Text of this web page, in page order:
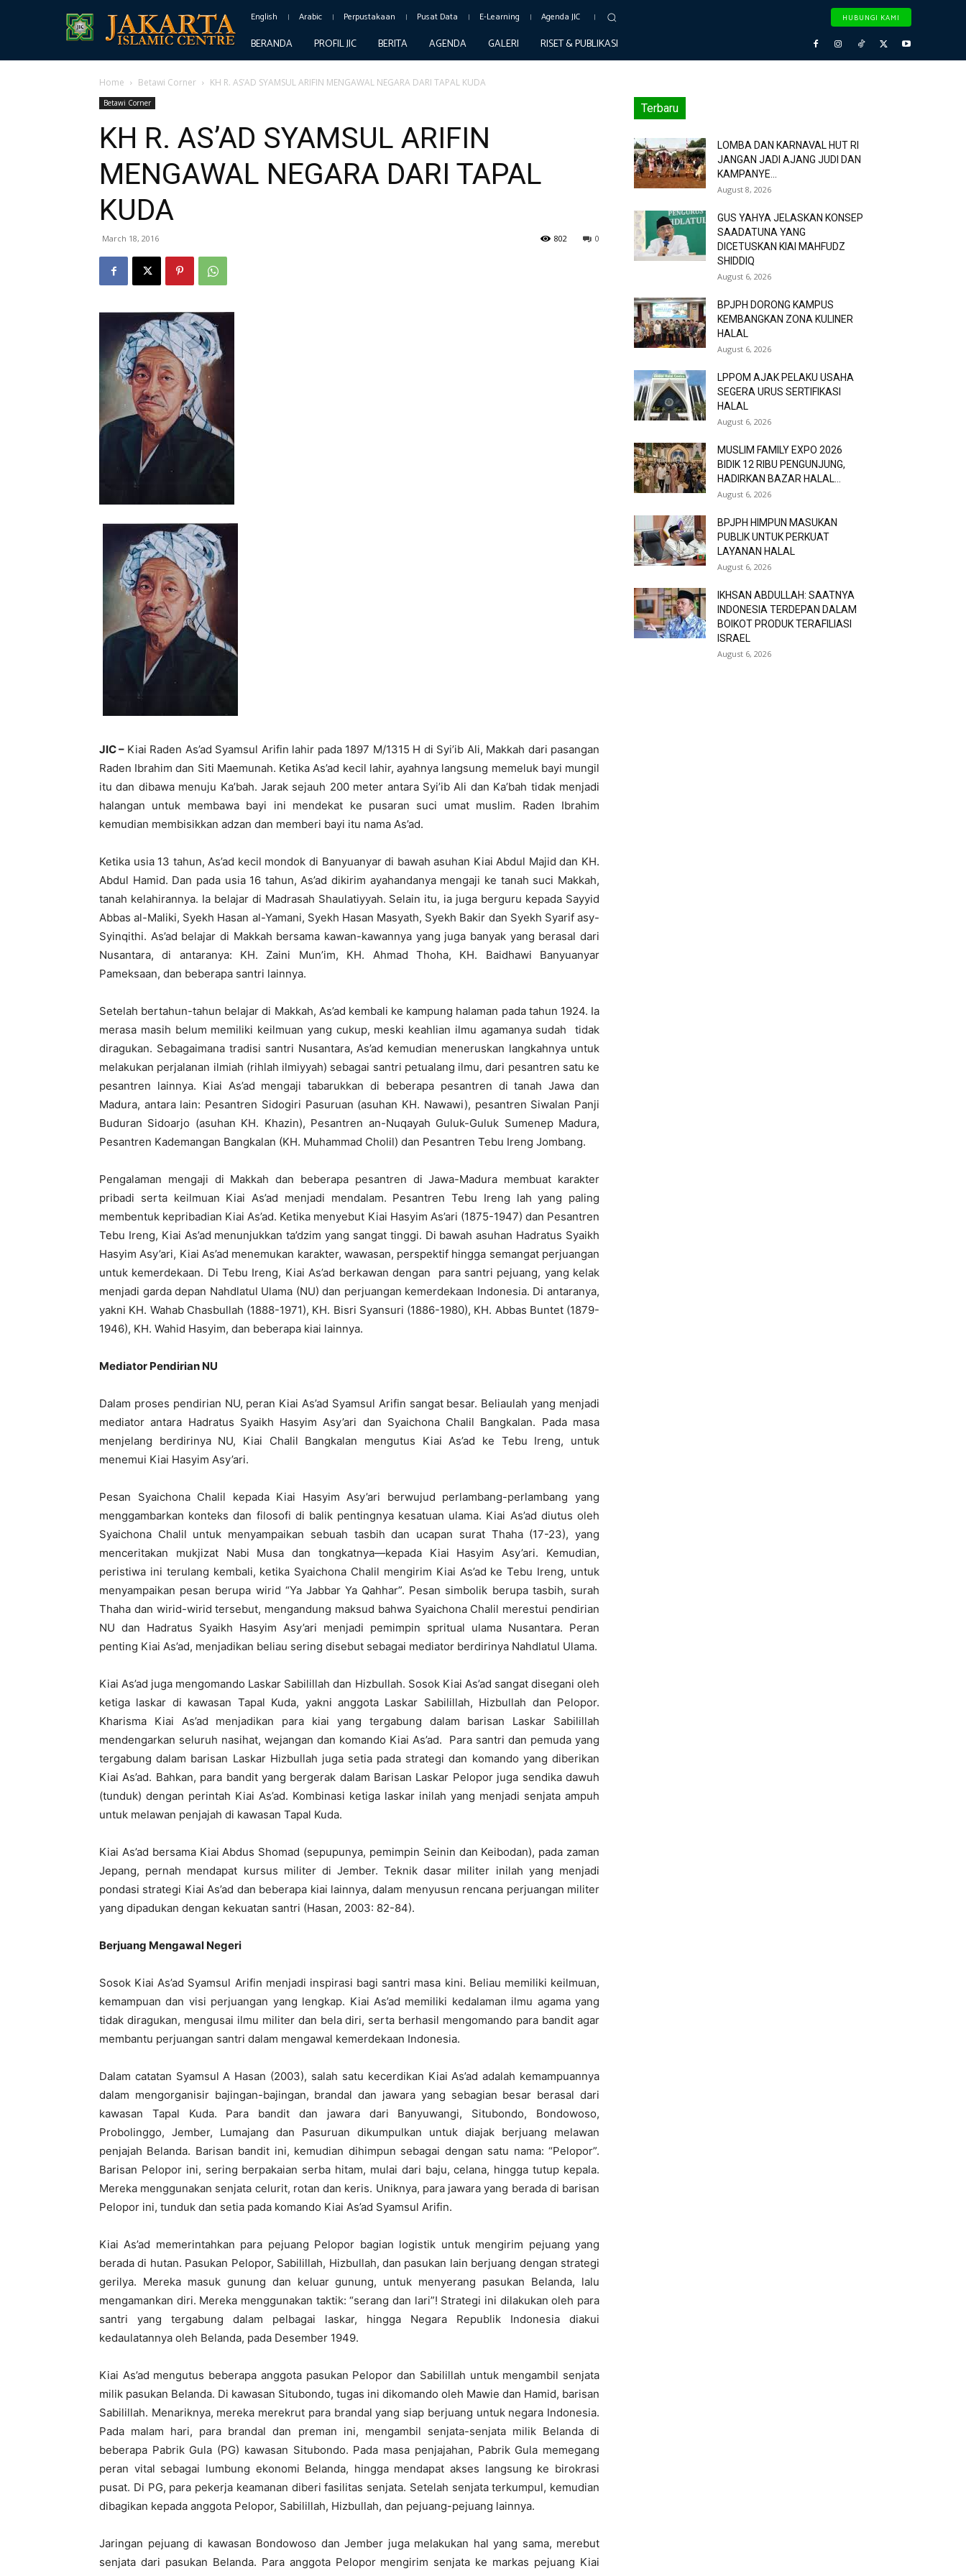
English Arabic Perpustakaan Pusat Data E-Learning Agenda JIC HUBUNGI KAMI
BERANDA PROFIL JIC BERITA AGENDA GALERI RISET & PUBLIKASI
Home Betawi Corner KH R. AS’AD SYAMSUL ARIFIN MENGAWAL NEGARA DARI TAPAL KUDA
Betawi Corner
KH R. AS’AD SYAMSUL ARIFIN
MENGAWAL NEGARA DARI TAPAL
KUDA
March 18, 2016 0
802
JIC – Kiai Raden As’ad Syamsul Arifin lahir pada 1897 M/1315 H di Syi’ib Ali, Makkah dari pasangan
Raden Ibrahim dan Siti Maemunah. Ketika As’ad kecil lahir, ayahnya langsung memeluk bayi mungil
itu dan dibawa menuju Ka’bah. Jarak sejauh 200 meter antara Syi’ib Ali dan Ka’bah tidak menjadi
halangan untuk membawa bayi ini mendekat ke pusaran suci umat muslim. Raden Ibrahim
kemudian membisikkan adzan dan memberi bayi itu nama As’ad.
Ketika usia 13 tahun, As’ad kecil mondok di Banyuanyar di bawah asuhan Kiai Abdul Majid dan KH.
Abdul Hamid. Dan pada usia 16 tahun, As’ad dikirim ayahandanya mengaji ke tanah suci Makkah,
tanah kelahirannya. Ia belajar di Madrasah Shaulatiyyah. Selain itu, ia juga berguru kepada Sayyid
Abbas al-Maliki, Syekh Hasan al-Yamani, Syekh Hasan Masyath, Syekh Bakir dan Syekh Syarif asy-
Syinqithi. As’ad belajar di Makkah bersama kawan-kawannya yang juga banyak yang berasal dari
Nusantara, di antaranya: KH. Zaini Mun’im, KH. Ahmad Thoha, KH. Baidhawi Banyuanyar
Pameksaan, dan beberapa santri lainnya.
Setelah bertahun-tahun belajar di Makkah, As’ad kembali ke kampung halaman pada tahun 1924. Ia
merasa masih belum memiliki keilmuan yang cukup, meski keahlian ilmu agamanya sudah tidak
diragukan. Sebagaimana tradisi santri Nusantara, As’ad kemudian meneruskan langkahnya untuk
melakukan perjalanan ilmiah (rihlah ilmiyyah) sebagai santri petualang ilmu, dari pesantren satu ke
pesantren lainnya. Kiai As’ad mengaji tabarukkan di beberapa pesantren di tanah Jawa dan
Madura, antara lain: Pesantren Sidogiri Pasuruan (asuhan KH. Nawawi), pesantren Siwalan Panji
Buduran Sidoarjo (asuhan KH. Khazin), Pesantren an-Nuqayah Guluk-Guluk Sumenep Madura,
Pesantren Kademangan Bangkalan (KH. Muhammad Cholil) dan Pesantren Tebu Ireng Jombang.
Pengalaman mengaji di Makkah dan beberapa pesantren di Jawa-Madura membuat karakter
pribadi serta keilmuan Kiai As’ad menjadi mendalam. Pesantren Tebu Ireng lah yang paling
membentuk kepribadian Kiai As’ad. Ketika menyebut Kiai Hasyim As’ari (1875-1947) dan Pesantren
Tebu Ireng, Kiai As’ad menunjukkan ta’dzim yang sangat tinggi. Di bawah asuhan Hadratus Syaikh
Hasyim Asy’ari, Kiai As’ad menemukan karakter, wawasan, perspektif hingga semangat perjuangan
untuk kemerdekaan. Di Tebu Ireng, Kiai As’ad berkawan dengan para santri pejuang, yang kelak
menjadi garda depan Nahdlatul Ulama (NU) dan perjuangan kemerdekaan Indonesia. Di antaranya,
yakni KH. Wahab Chasbullah (1888-1971), KH. Bisri Syansuri (1886-1980), KH. Abbas Buntet (1879-
1946), KH. Wahid Hasyim, dan beberapa kiai lainnya.
Mediator Pendirian NU
Dalam proses pendirian NU, peran Kiai As’ad Syamsul Arifin sangat besar. Beliaulah yang menjadi
mediator antara Hadratus Syaikh Hasyim Asy’ari dan Syaichona Chalil Bangkalan. Pada masa
menjelang berdirinya NU, Kiai Chalil Bangkalan mengutus Kiai As’ad ke Tebu Ireng, untuk
menemui Kiai Hasyim Asy’ari.
Pesan Syaichona Chalil kepada Kiai Hasyim Asy’ari berwujud perlambang-perlambang yang
menggambarkan konteks dan filosofi di balik pentingnya kesatuan ulama. Kiai As’ad diutus oleh
Syaichona Chalil untuk menyampaikan sebuah tasbih dan ucapan surat Thaha (17-23), yang
menceritakan mukjizat Nabi Musa dan tongkatnya—kepada Kiai Hasyim Asy’ari. Kemudian,
peristiwa ini terulang kembali, ketika Syaichona Chalil mengirim Kiai As’ad ke Tebu Ireng, untuk
menyampaikan pesan berupa wirid “Ya Jabbar Ya Qahhar”. Pesan simbolik berupa tasbih, surah
Thaha dan wirid-wirid tersebut, mengandung maksud bahwa Syaichona Chalil merestui pendirian
NU dan Hadratus Syaikh Hasyim Asy’ari menjadi pemimpin spritual ulama Nusantara. Peran
penting Kiai As’ad, menjadikan beliau sering disebut sebagai mediator berdirinya Nahdlatul Ulama.
Kiai As’ad juga mengomando Laskar Sabilillah dan Hizbullah. Sosok Kiai As’ad sangat disegani oleh
ketiga laskar di kawasan Tapal Kuda, yakni anggota Laskar Sabilillah, Hizbullah dan Pelopor.
Kharisma Kiai As’ad menjadikan para kiai yang tergabung dalam barisan Laskar Sabilillah
mendengarkan seluruh nasihat, wejangan dan komando Kiai As’ad. Para santri dan pemuda yang
tergabung dalam barisan Laskar Hizbullah juga setia pada strategi dan komando yang diberikan
Kiai As’ad. Bahkan, para bandit yang bergerak dalam Barisan Laskar Pelopor juga sendika dawuh
(tunduk) dengan perintah Kiai As’ad. Kombinasi ketiga laskar inilah yang menjadi senjata ampuh
untuk melawan penjajah di kawasan Tapal Kuda.
Kiai As’ad bersama Kiai Abdus Shomad (sepupunya, pemimpin Seinin dan Keibodan), pada zaman
Jepang, pernah mendapat kursus militer di Jember. Teknik dasar militer inilah yang menjadi
pondasi strategi Kiai As’ad dan beberapa kiai lainnya, dalam menyusun rencana perjuangan militer
yang dipadukan dengan kekuatan santri (Hasan, 2003: 82-84).
Berjuang Mengawal Negeri
Sosok Kiai As’ad Syamsul Arifin menjadi inspirasi bagi santri masa kini. Beliau memiliki keilmuan,
kemampuan dan visi perjuangan yang lengkap. Kiai As’ad memiliki kedalaman ilmu agama yang
tidak diragukan, mengusai ilmu militer dan bela diri, serta berhasil mengomando para bandit agar
membantu perjuangan santri dalam mengawal kemerdekaan Indonesia.
Dalam catatan Syamsul A Hasan (2003), salah satu kecerdikan Kiai As’ad adalah kemampuannya
dalam mengorganisir bajingan-bajingan, brandal dan jawara yang sebagian besar berasal dari
kawasan Tapal Kuda. Para bandit dan jawara dari Banyuwangi, Situbondo, Bondowoso,
Probolinggo, Jember, Lumajang dan Pasuruan dikumpulkan untuk diajak berjuang melawan
penjajah Belanda. Barisan bandit ini, kemudian dihimpun sebagai dengan satu nama: “Pelopor”.
Barisan Pelopor ini, sering berpakaian serba hitam, mulai dari baju, celana, hingga tutup kepala.
Mereka menggunakan senjata celurit, rotan dan keris. Uniknya, para jawara yang berada di barisan
Pelopor ini, tunduk dan setia pada komando Kiai As’ad Syamsul Arifin.
Kiai As’ad memerintahkan para pejuang Pelopor bagian logistik untuk mengirim pejuang yang
berada di hutan. Pasukan Pelopor, Sabilillah, Hizbullah, dan pasukan lain berjuang dengan strategi
gerilya. Mereka masuk gunung dan keluar gunung, untuk menyerang pasukan Belanda, lalu
mengamankan diri. Mereka menggunakan taktik: “serang dan lari”! Strategi ini dilakukan oleh para
santri yang tergabung dalam pelbagai laskar, hingga Negara Republik Indonesia diakui
kedaulatannya oleh Belanda, pada Desember 1949.
Kiai As’ad mengutus beberapa anggota pasukan Pelopor dan Sabilillah untuk mengambil senjata
milik pasukan Belanda. Di kawasan Situbondo, tugas ini dikomando oleh Mawie dan Hamid, barisan
Sabilillah. Menariknya, mereka merekrut para brandal yang siap berjuang untuk negara Indonesia.
Pada malam hari, para brandal dan preman ini, mengambil senjata-senjata milik Belanda di
beberapa Pabrik Gula (PG) kawasan Situbondo. Pada masa penjajahan, Pabrik Gula memegang
peran vital sebagai lumbung ekonomi Belanda, hingga mendapat akses langsung ke birokrasi
pusat. Di PG, para pekerja keamanan diberi fasilitas senjata. Setelah senjata terkumpul, kemudian
dibagikan kepada anggota Pelopor, Sabilillah, Hizbullah, dan pejuang-pejuang lainnya.
Jaringan pejuang di kawasan Bondowoso dan Jember juga melakukan hal yang sama, merebut
senjata dari pasukan Belanda. Para anggota Pelopor mengirim senjata ke markas pejuang Kiai
Terbaru
LOMBA DAN KARNAVAL HUT RI
JANGAN JADI AJANG JUDI DAN
KAMPANYE...
August 8, 2026
GUS YAHYA JELASKAN KONSEP
SAADATUNA YANG
DICETUSKAN KIAI MAHFUDZ
SHIDDIQ
August 6, 2026
BPJPH DORONG KAMPUS
KEMBANGKAN ZONA KULINER
HALAL
August 6, 2026
LPPOM AJAK PELAKU USAHA
SEGERA URUS SERTIFIKASI
HALAL
August 6, 2026
MUSLIM FAMILY EXPO 2026
BIDIK 12 RIBU PENGUNJUNG,
HADIRKAN BAZAR HALAL...
August 6, 2026
BPJPH HIMPUN MASUKAN
PUBLIK UNTUK PERKUAT
LAYANAN HALAL
August 6, 2026
IKHSAN ABDULLAH: SAATNYA
INDONESIA TERDEPAN DALAM
BOIKOT PRODUK TERAFILIASI
ISRAEL
August 6, 2026